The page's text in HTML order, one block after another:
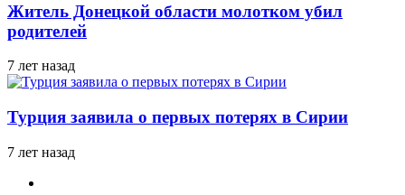
Житель Донецкой области молотком убил
родителей
7 лет назад
Турция заявила о первых потерях в Сирии
7 лет назад